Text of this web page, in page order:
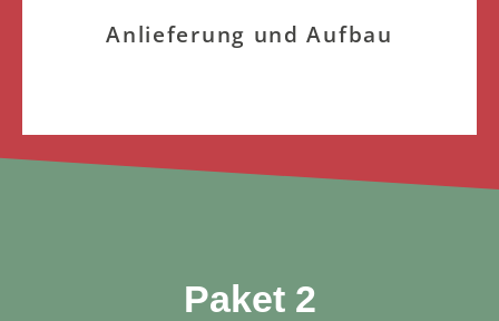
Anlieferung und Aufbau
Paket 2